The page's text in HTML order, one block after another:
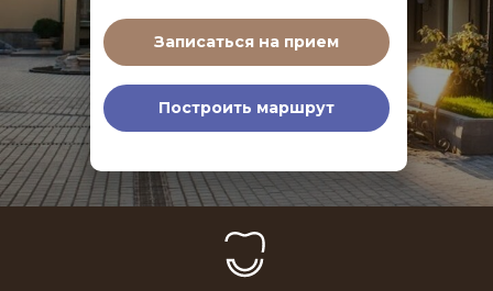
Записаться на прием
Построить маршрут